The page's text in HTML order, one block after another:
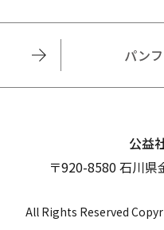
パン
公益
〒920-8580 石川県
All Rights Reserved